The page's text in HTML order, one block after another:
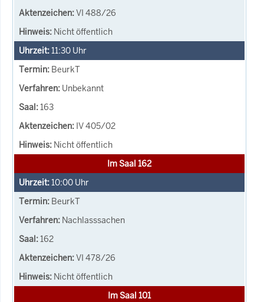
VI 488/26
Nicht öffentlich
11:30 Uhr
BeurkT
Unbekannt
163
IV 405/02
Nicht öffentlich
Im Saal 162
10:00 Uhr
BeurkT
Nachlasssachen
162
VI 478/26
Nicht öffentlich
Im Saal 101